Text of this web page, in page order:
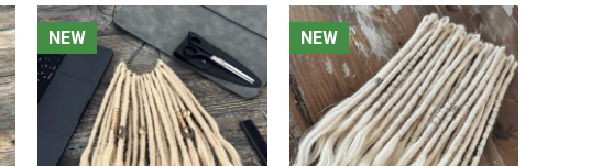
NEW
NEW NEW
NEW